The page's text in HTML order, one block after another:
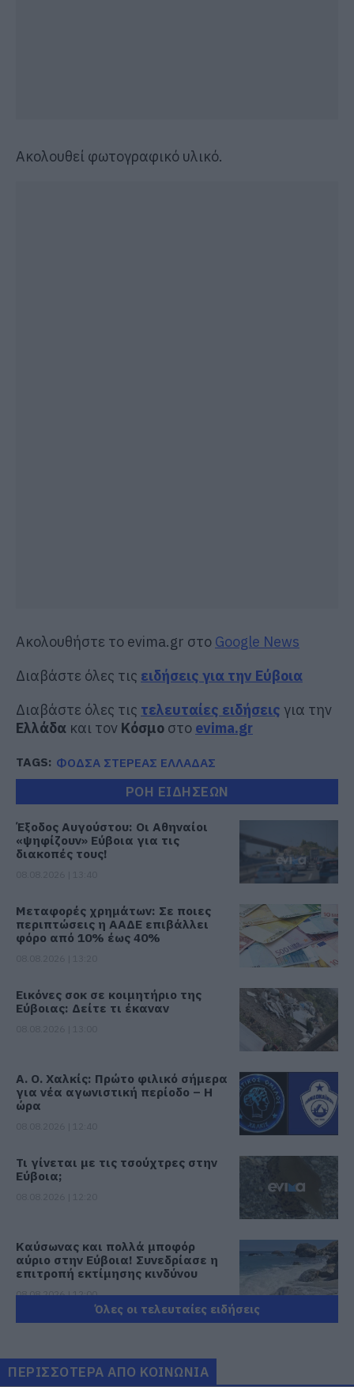
Ακολουθεί φωτογραφικό υλικό.
Ακολουθήστε το evima.gr στο Google News
Διαβάστε όλες τις ειδήσεις για την Εύβοια
Διαβάστε όλες τις τελευταίες ειδήσεις για την
Ελλάδα και τον Κόσμο στο evima.gr
TAGS: ΦΟΔΣΑ ΣΤΕΡΕΑΣ ΕΛΛΑΔΑΣ
ΡΟΗ ΕΙΔΗΣΕΩΝ
Έξοδος Αυγούστου: Οι Αθηναίοι
«ψηφίζουν» Εύβοια για τις
διακοπές τους!
Μεταφορές χρημάτων: Σε ποιες
περιπτώσεις η ΑΑΔΕ επιβάλλει
φόρο από 10% έως 40%
Εικόνες σοκ σε κοιμητήριο της
Εύβοιας: Δείτε τι έκαναν
Α. Ο. Χαλκίς: Πρώτο φιλικό σήμερα
για νέα αγωνιστική περίοδο – Η
ώρα
Τι γίνεται με τις τσούχτρες στην
Εύβοια;
Καύσωνας και πολλά μποφόρ
αύριο στην Εύβοια! Συνεδρίασε η
επιτροπή εκτίμησης κινδύνου
08.08.2026 | 12:00
εκκλησίας
08.08.2026 | 11:40
Όλες οι τελευταίες ειδήσεις
ΠΕΡΙΣΣΟΤΕΡΑ ΑΠΟ ΚΟΙΝΩΝΙΑ